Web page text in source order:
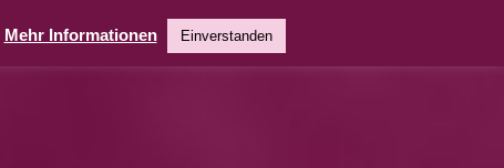
Mehr Informationen Einverstanden